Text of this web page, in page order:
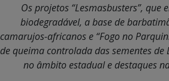
Os projetos “Lesmasbusters”,
biodegradável, a base de
camarujos-africanos e “Fogo no
de queima controlada das sementes de
no âmbito estadual e destaques